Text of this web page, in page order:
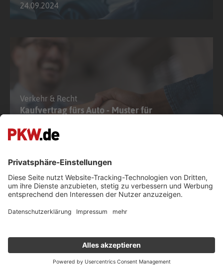
Weiterführende Links
Born